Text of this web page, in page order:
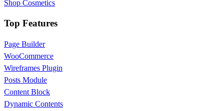
Shop Cosmetics
Top Features
Page Builder
WooCommerce
Wireframes Plugin
Posts Module
Content Block
Dynamic Contents